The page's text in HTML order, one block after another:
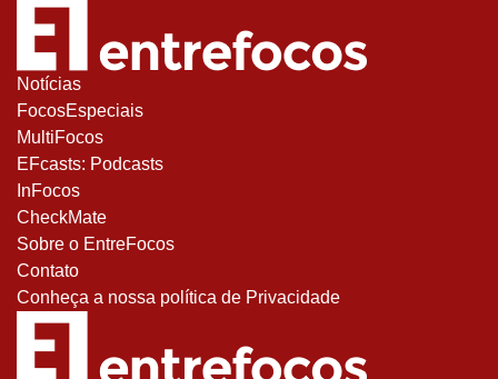
Notícias
FocosEspeciais
MultiFocos
EFcasts: Podcasts
InFocos
CheckMate
Sobre o EntreFocos
Contato
Conheça a nossa política de Privacidade